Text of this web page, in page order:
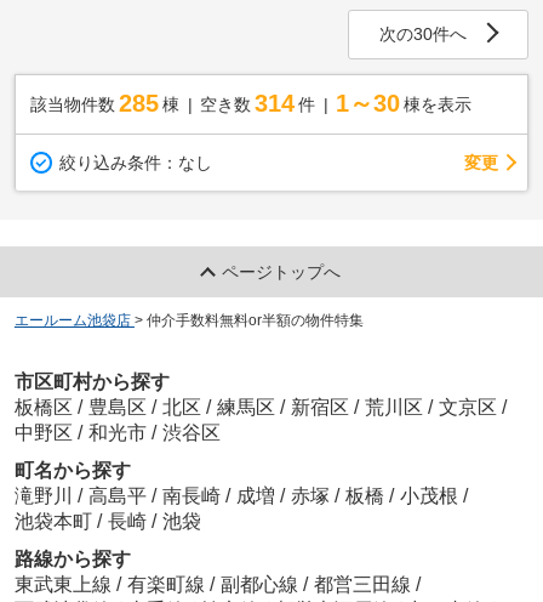
次の30件へ
該当物件数 285棟 空き数 314 件 1～30 棟を表示
絞り込み条件： なし 変更
ページトップへ
エールーム池袋店 > 仲介手数料無料or半額の物件特集
市区町村から探す
板橋区 / 豊島区 / 北区 / 練馬区 / 新宿区 / 荒川区 / 文京区 /
中野区 / 和光市 / 渋谷区
町名から探す
滝野川 / 高島平 / 南長崎 / 成増 / 赤塚 / 板橋 / 小茂根 /
池袋本町 / 長崎 / 池袋
路線から探す
東武東上線 / 有楽町線 / 副都心線 / 都営三田線 /